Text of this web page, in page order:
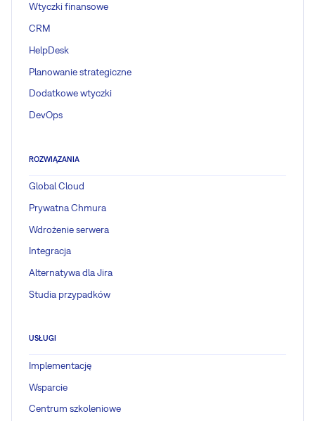
Wtyczki finansowe
CRM
HelpDesk
Planowanie strategiczne
Dodatkowe wtyczki
DevOps
ROZWIĄZANIA
Global Cloud
Prywatna Chmura
Wdrożenie serwera
Integracja
Alternatywa dla Jira
Studia przypadków
USŁUGI
Implementację
Wsparcie
Centrum szkoleniowe